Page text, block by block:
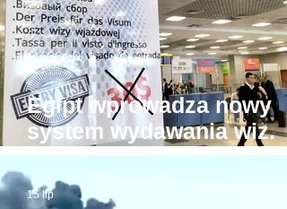
Egipt wprowadza nowy
system wydawania wiz.
Będzie drożej!
15 lip